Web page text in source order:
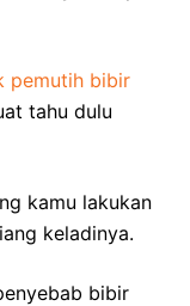
pemutih bibir
tahu dulu
kamu lakukan
keladinya.
bibir